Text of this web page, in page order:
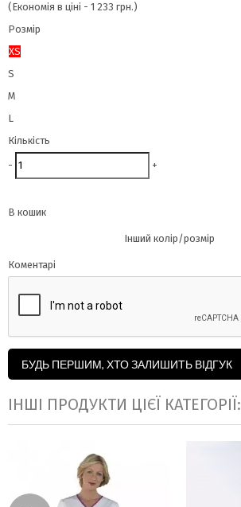
(Економія в ціні - 1 233 грн.)
Розмір
XS
S
M
L
Кількість
- +
В кошик
Інший колір/розмір
Коментарі
БУДЬ ПЕРШИМ, ХТО ЗАЛИШИТЬ ВІДГУК
ІНШІ ПРОДУКТИ ЦІЄЇ КАТЕГОРІЇ: